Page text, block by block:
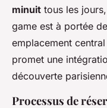
minuit tous les
game est à portée
emplacement
promet une
découverte
Processus de